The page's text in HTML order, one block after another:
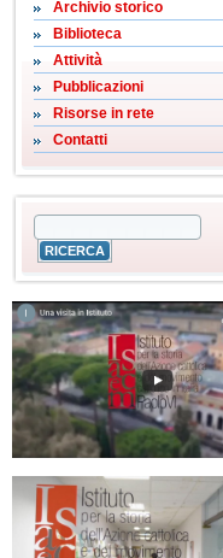
Archivio storico
Biblioteca
Attività
Pubblicazioni
Risorse in rete
Contatti